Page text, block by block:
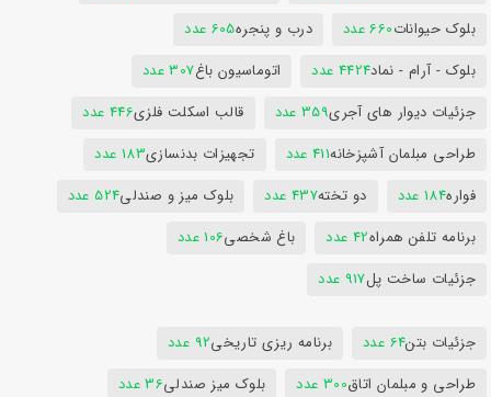
بلوک حیوانات660 عدد درب و پنجره605 عدد
بلوک - آرام - نماد4424 عدد اتوماسیون باغ307 عدد
جزئیات دیوار های آجری359 عدد قالب اسکلت فلزی446 عدد
طراحی مبلمان آشپزخانه411 عدد تجهیزات بدنسازی183 عدد
فواره184 عدد دو تخته437 عدد بلوک میز و صندلی524 عدد
برنامه تلفن همراه42 عدد باغ شخصی106 عدد
جزئیات ساخت پل917 عدد
جزئیات بتن64 عدد برنامه ریزی تاریخی92 عدد
طراحی و مبلمان اتاق300 عدد بلوک میز صندلی36 عدد